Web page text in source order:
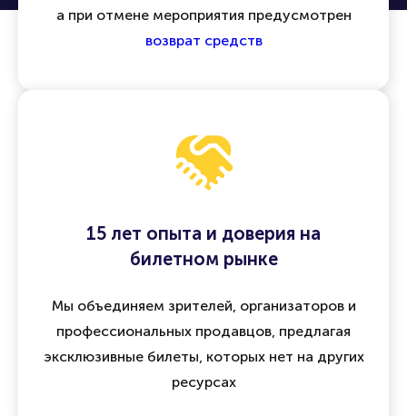
а при отмене мероприятия предусмотрен
возврат средств
15 лет опыта и доверия на
билетном рынке
Мы объединяем зрителей, организаторов и
профессиональных продавцов, предлагая
эксклюзивные билеты, которых нет на других
ресурсах